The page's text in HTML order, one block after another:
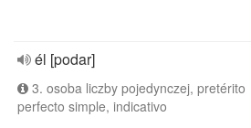
él [podar]
3. osoba liczby pojedynczej, pretérito
perfecto simple, indicativo